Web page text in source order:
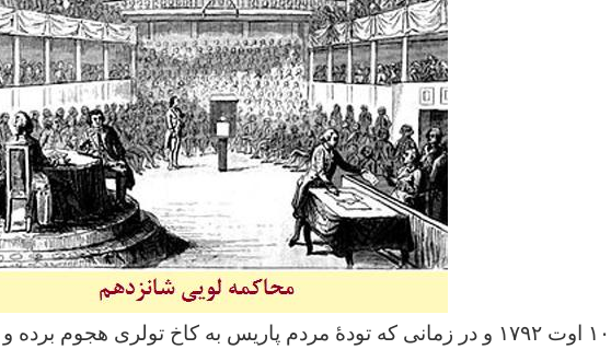
۱۰ اوت ۱۷۹۲ و در زمانی که تودهٔ مردم پاریس به کاخ تولری هجوم